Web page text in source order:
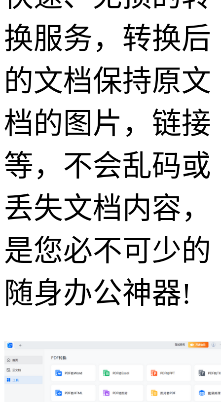
换服务，转换后
的文档保持原文
档的图片，链接
等，不会乱码或
丢失文档内容，
是您必不可少的
随身办公神器!